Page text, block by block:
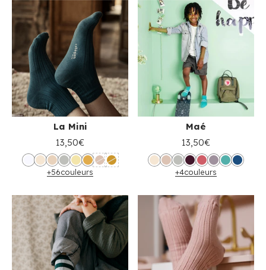
La Mini
13,50€
+56couleurs
Maé
13,50€
+4couleurs